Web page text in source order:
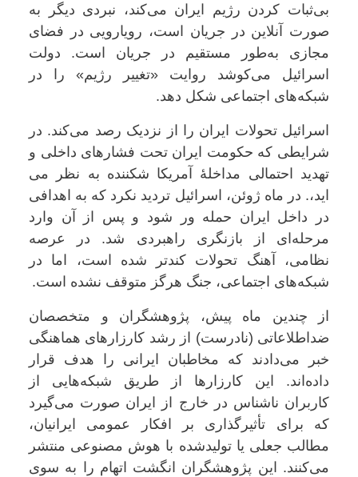
بی‌ثبات کردن رژیم ایران می‌کند، نبردی دیگر به
صورت آنلاین در جریان است، رویارویی در فضای
مجازی به‌طور مستقیم در جریان است. دولت
اسرائیل می‌کوشد روایت «تغییر رژیم» را در
شبکه‌های اجتماعی شکل دهد.
اسرائیل تحولات ایران را از نزدیک رصد می‌کند. در
شرایطی که حکومت ایران تحت فشارهای داخلی و
تهدید احتمالی مداخلهٔ آمریکا شکننده به نظر می
اید،. در ماه ژوئن، اسرائیل تردید نکرد که به اهدافی
در داخل ایران حمله ور شود و پس از آن وارد
مرحله‌ای از بازنگری راهبردی شد. در عرصه
نظامی، آهنگ تحولات کندتر شده است، اما در
شبکه‌های اجتماعی، جنگ هرگز متوقف نشده است.
از چندین ماه پیش، پژوهشگران و متخصصان
ضد‌اطلاعاتی (نادرست) از رشد کارزارهای هماهنگی
خبر می‌دادند که مخاطبان ایرانی را هدف قرار
داده‌اند. این کارزارها از طریق شبکه‌هایی از
کاربران ناشناس در خارج از ایران صورت می‌گیرد
که برای تأثیرگذاری بر افکار عمومی ایرانیان،
مطالب جعلی یا تولیدشده با هوش مصنوعی منتشر
می‌کنند. این پژوهشگران انگشت اتهام را به سوی